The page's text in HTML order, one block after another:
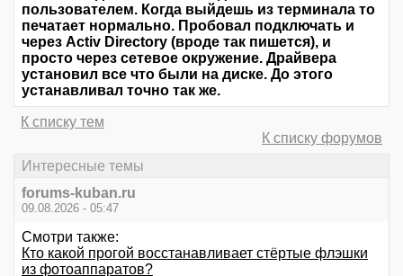
пользователем. Когда выйдешь из терминала то
печатает нормально. Пробовал подключать и
через Activ Directory (вроде так пишется), и
просто через сетевое окружение. Драйвера
установил все что были на диске. До этого
устанавливал точно так же.
К списку тем
К списку форумов
Интересные темы
forums-kuban.ru
09.08.2026 - 05:47
Смотри также:
Кто какой прогой восстанавливает стёртые флэшки
из фотоаппаратов?